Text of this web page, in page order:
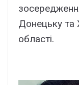
Донецьку та
області.